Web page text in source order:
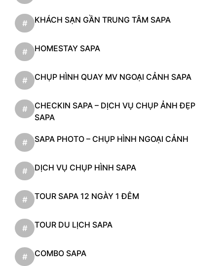
# KHÁCH SẠN GẦN TRUNG TÂM SAPA
# HOMESTAY SAPA
# CHỤP HÌNH QUAY MV NGOẠI CẢNH SAPA
#
CHECKIN SAPA – DỊCH VỤ CHỤP ẢNH ĐẸP
SAPA
# SAPA PHOTO – CHỤP HÌNH NGOẠI CẢNH
# DỊCH VỤ CHỤP HÌNH SAPA
# TOUR SAPA 12 NGÀY 1 ĐÊM
# TOUR DU LỊCH SAPA
# COMBO SAPA